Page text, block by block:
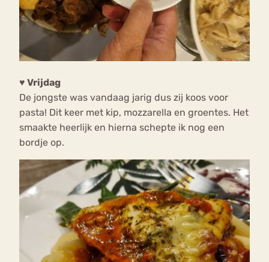
♥ Vrijdag
De jongste was vandaag jarig dus zij koos voor
pasta! Dit keer met kip, mozzarella en groentes. Het
smaakte heerlijk en hierna schepte ik nog een
bordje op.